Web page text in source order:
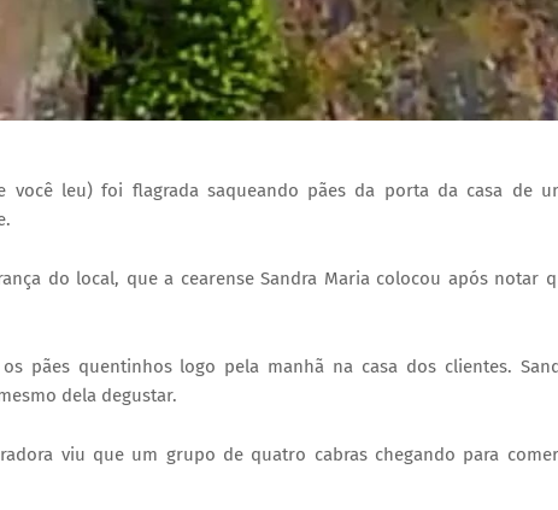
você leu) foi flagrada saqueando pães da porta da casa de
do local, que a cearense Sandra Maria colocou após notar
pães quentinhos logo pela manhã na casa dos clientes.
dela degustar.
viu que um grupo de quatro cabras chegando para